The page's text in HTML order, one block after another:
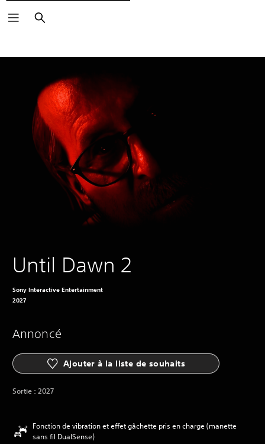
Rechercher
Until Dawn 2
Sony Interactive Entertainment
2027
Annoncé
Ajouter à la liste de souhaits
Sortie : 2027
Fonction de vibration et effet gâchette pris en charge (manette
sans fil DualSense)